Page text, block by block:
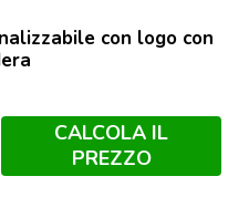
con logo con
CALCOLA IL
PREZZO